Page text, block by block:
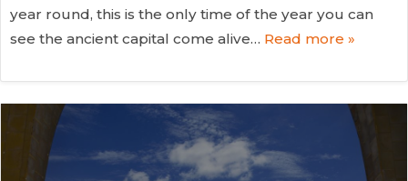
year round, this is the only time of the year you can
see the ancient capital come alive… Read more »